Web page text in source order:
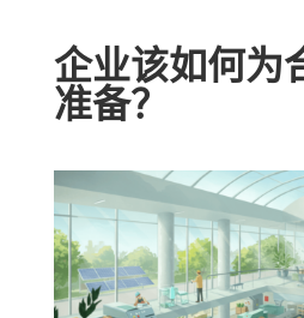
企业该如何为
准备？